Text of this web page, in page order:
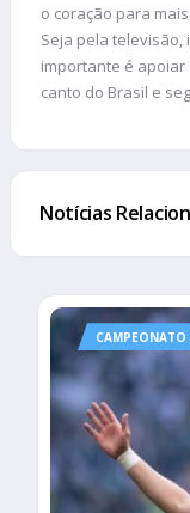
o coração para
Seja pela televisão,
importante é apoiar
canto do Brasil e
Notícias
CAMPEONATO